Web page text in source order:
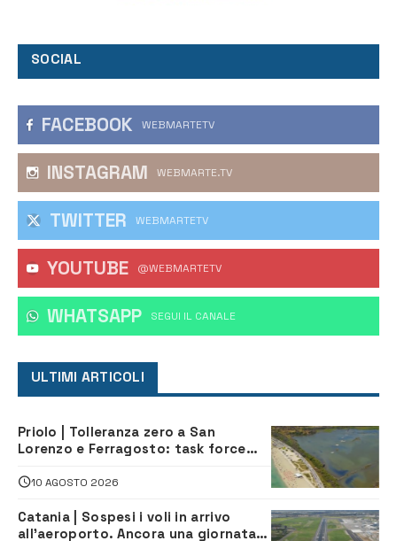
SOCIAL
FACEBOOK WEBMARTETV
INSTAGRAM WEBMARTE.TV
TWITTER WEBMARTETV
YOUTUBE @WEBMARTETV
WHATSAPP ‎SEGUI IL CANALE
ULTIMI ARTICOLI
Priolo | Tolleranza zero a San
Lorenzo e Ferragosto: task force
navette gratuite
10 AGOSTO 2026
Catania | Sospesi i voli in arrivo
all’aeroporto. Ancora una giornata